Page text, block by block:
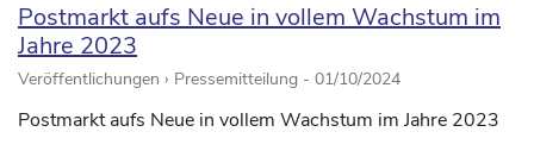
Postmarkt aufs Neue in vollem Wachstum im
Jahre 2023
Veröffentlichungen › Pressemitteilung - 01/10/2024
Postmarkt aufs Neue in vollem Wachstum im Jahre 2023